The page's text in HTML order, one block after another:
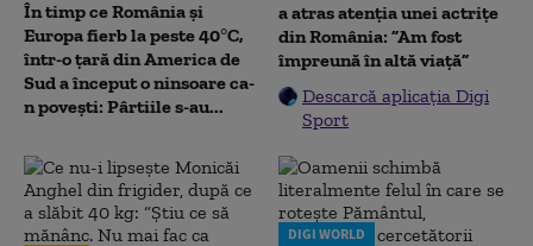
În timp ce România și
Europa fierb la peste 40°C,
într-o țară din America de
Sud a început o ninsoare ca-
n povești: Pârtiile s-au...
a atras atenția unei actrițe
din România: ”Am fost
împreună în altă viață”
Descarcă aplicația Digi
Sport
DIGI WORLD